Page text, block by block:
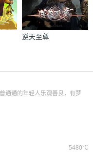
逆天至尊
通通的年轻人乐观善良，有梦
5480℃